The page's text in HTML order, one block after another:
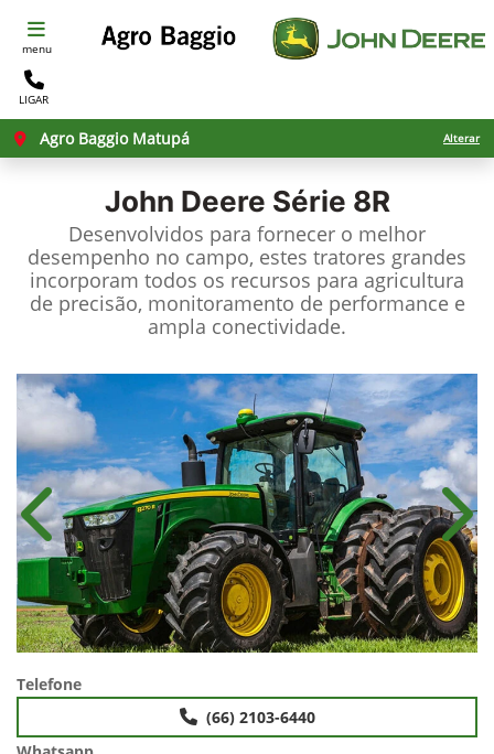
menu
LIGAR
Agro Baggio Matupá Alterar
John Deere Série 8R
Desenvolvidos para fornecer o melhor
desempenho no campo, estes tratores grandes
incorporam todos os recursos para agricultura
de precisão, monitoramento de performance e
ampla conectividade.
Anterior
Telefone
(66) 2103-6440